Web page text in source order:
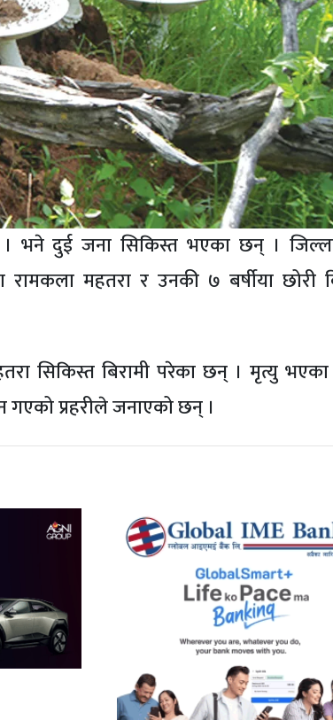
भने दुई जना सिकिस्त भएका छन् ।
महतरा र उनकी ७ बर्षीया छोरी
सिकिस्त बिरामी परेका छन् । मृत्यु
गएको प्रहरीले जनाएको छन् ।